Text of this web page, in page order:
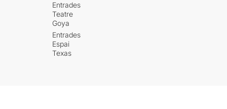
Entrades
Teatre
Goya
Entrades
Espai
Texas